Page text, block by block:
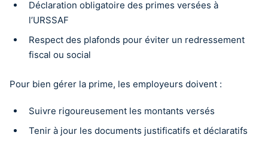
Déclaration obligatoire des primes versées à
l’URSSAF
Respect des plafonds pour éviter un redressement
fiscal ou social
Pour bien gérer la prime, les employeurs doivent :
Suivre rigoureusement les montants versés
Tenir à jour les documents justificatifs et déclaratifs